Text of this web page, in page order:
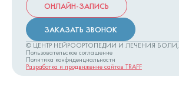
ОНЛАЙН-ЗАПИСЬ
ЗАКАЗАТЬ ЗВОНОК
© ЦЕНТР НЕЙРООРТОПЕДИИ И ЛЕЧЕНИЯ БОЛИ,
Пользовательское соглашение
Политика конфиденциальности
Разработка и продвижение сайтов TRAFF